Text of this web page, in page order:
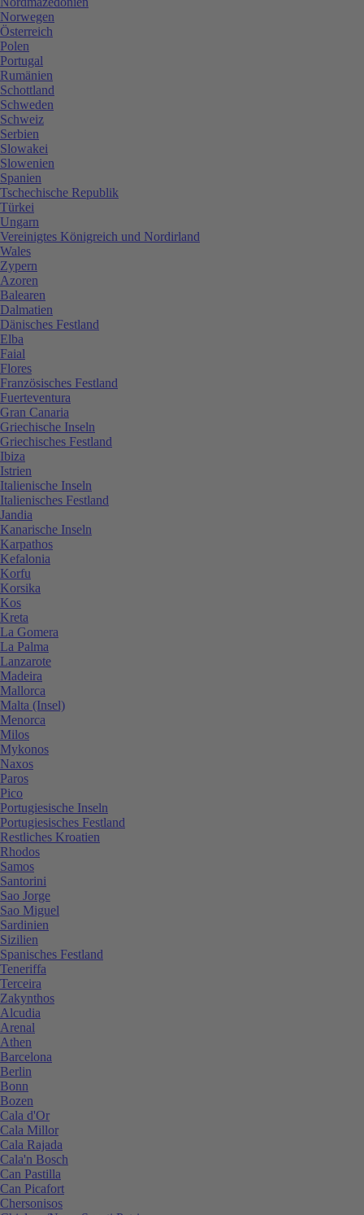
Norwegen
Österreich
Polen
Portugal
Rumänien
Schottland
Schweden
Schweiz
Serbien
Slowakei
Slowenien
Spanien
Tschechische Republik
Türkei
Ungarn
Vereinigtes Königreich und Nordirland
Wales
Zypern
Azoren
Balearen
Dalmatien
Dänisches Festland
Elba
Faial
Flores
Französisches Festland
Fuerteventura
Gran Canaria
Griechische Inseln
Griechisches Festland
Ibiza
Istrien
Italienische Inseln
Italienisches Festland
Jandia
Kanarische Inseln
Karpathos
Kefalonia
Korfu
Korsika
Kos
Kreta
La Gomera
La Palma
Lanzarote
Madeira
Mallorca
Malta (Insel)
Menorca
Milos
Mykonos
Naxos
Paros
Pico
Portugiesische Inseln
Portugiesisches Festland
Restliches Kroatien
Rhodos
Samos
Santorini
Sao Jorge
Sao Miguel
Sardinien
Sizilien
Spanisches Festland
Teneriffa
Terceira
Zakynthos
Alcudia
Arenal
Athen
Barcelona
Berlin
Bonn
Bozen
Cala d'Or
Cala Millor
Cala Rajada
Cala'n Bosch
Can Pastilla
Can Picafort
Chersonisos